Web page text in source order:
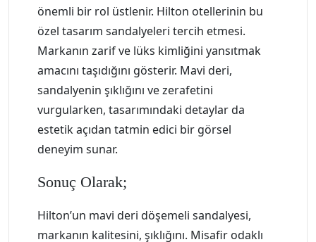
önemli bir rol üstlenir. Hilton otellerinin bu
özel tasarım sandalyeleri tercih etmesi.
Markanın zarif ve lüks kimliğini yansıtmak
amacını taşıdığını gösterir. Mavi deri,
sandalyenin şıklığını ve zerafetini
vurgularken, tasarımındaki detaylar da
estetik açıdan tatmin edici bir görsel
deneyim sunar.
Sonuç Olarak;
Hilton’un mavi deri döşemeli sandalyesi,
markanın kalitesini, şıklığını. Misafir odaklı